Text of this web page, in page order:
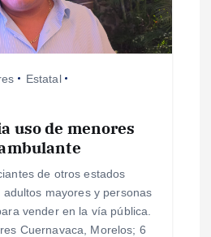
Estatal
uso de menores
de otros estados
mayores y personas
vender en la vía pública.
Cuernavaca, Morelos; 6